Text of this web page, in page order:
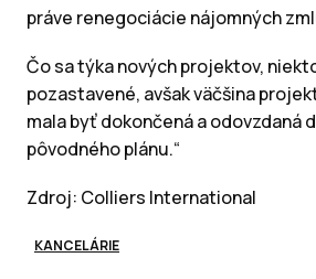
práve renegociácie nájomných
Čo sa týka nových projektov,
pozastavené, avšak väčšina
mala byť dokončená a odovzdaná
pôvodného plánu.“
Zdroj: Colliers International
KANCELÁRIE